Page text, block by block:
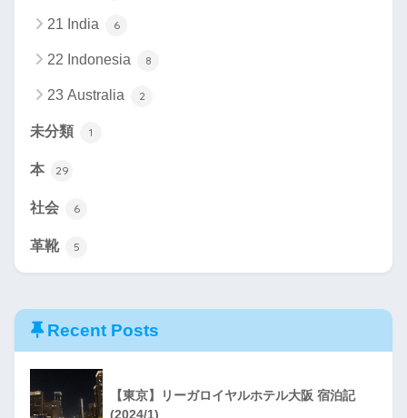
21 India 6
22 Indonesia 8
23 Australia 2
未分類 1
本 29
社会 6
革靴 5
Recent Posts
【東京】リーガロイヤルホテル大阪 宿泊記
(2024/1)